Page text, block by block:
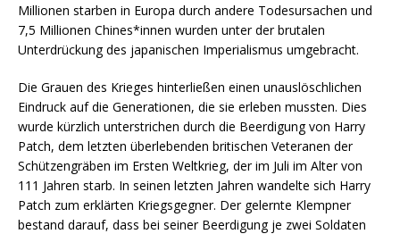
Millionen starben in Europa durch andere Todesursachen und
7,5 Millionen Chines*innen wurden unter der brutalen
Unterdrückung des japanischen Imperialismus umgebracht.
Die Grauen des Krieges hinterließen einen unauslöschlichen
Eindruck auf die Generationen, die sie erleben mussten. Dies
wurde kürzlich unterstrichen durch die Beerdigung von Harry
Patch, dem letzten überlebenden britischen Veteranen der
Schützengräben im Ersten Weltkrieg, der im Juli im Alter von
111 Jahren starb. In seinen letzten Jahren wandelte sich Harry
Patch zum erklärten Kriegsgegner. Der gelernte Klempner
bestand darauf, dass bei seiner Beerdigung je zwei Soldaten